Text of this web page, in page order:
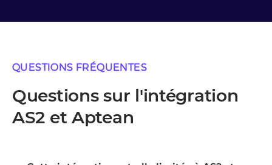
QUESTIONS FRÉQUENTES
Questions sur l'intégration
AS2 et Aptean